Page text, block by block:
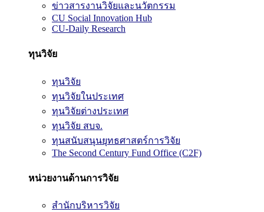
ข่าวสารงานวิจัยและนวัตกรรม
CU Social Innovation Hub
CU-Daily Research
ทุนวิจัย
ทุนวิจัย
ทุนวิจัยในประเทศ
ทุนวิจัยต่างประเทศ
ทุนวิจัย สบจ.
ทุนสนับสนุนยุทธศาสตร์การวิจัย
The Second Century Fund Office (C2F)
หน่วยงานด้านการวิจัย
สำนักบริหารวิจัย